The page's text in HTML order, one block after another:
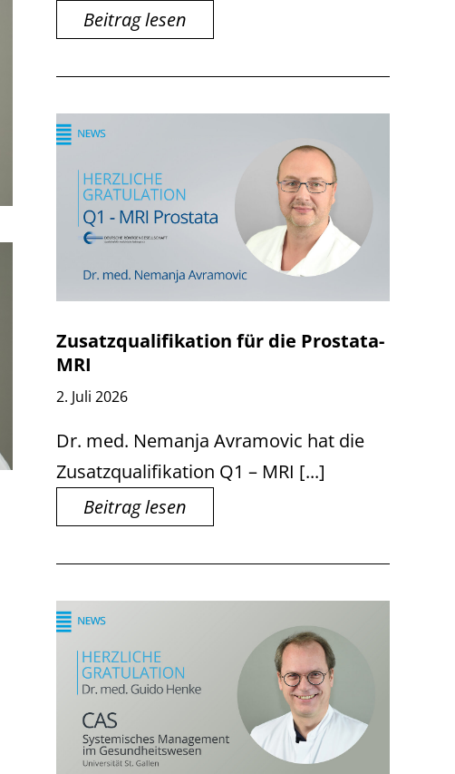
Beitrag lesen
Zusatzqualifikation für die Prostata-
MRI
2. Juli 2026
Dr. med. Nemanja Avramovic hat die
Zusatzqualifikation Q1 – MRI [...]
Beitrag lesen